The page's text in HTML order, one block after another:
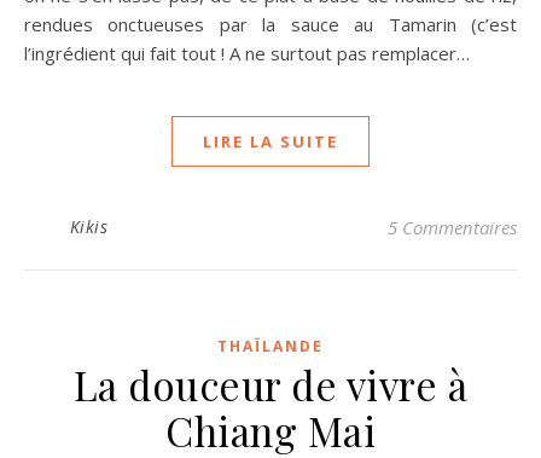
rendues onctueuses par la sauce au Tamarin (c’est
l’ingrédient qui fait tout ! A ne surtout pas remplacer…
LIRE LA SUITE
Kikis 5 Commentaires
THAÏLANDE
La douceur de vivre à
Chiang Mai